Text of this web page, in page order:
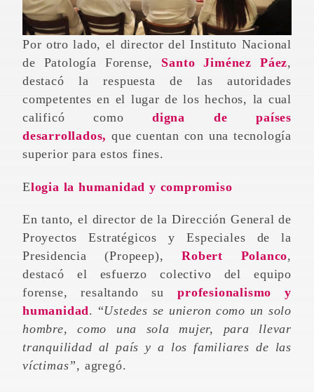
Por otro lado, el director del Instituto Nacional
de Patología Forense, Santo Jiménez Páez,
destacó la respuesta de las autoridades
competentes en el lugar de los hechos, la cual
calificó comodigna de países
desarrollados, que cuentan con una tecnología
superior para estos fines.
Elogia la humanidad y compromiso
En tanto, el director de la Dirección General de
Proyectos Estratégicos y Especiales de la
Presidencia (Propeep),Robert Polanco,
destacó el esfuerzo colectivo del equipo
forense, resaltando suprofesionalismo y
humanidad. “Ustedes se unieron como un solo
hombre, como una sola mujer, para llevar
tranquilidad al país y a los familiares de las
víctimas”, agregó.